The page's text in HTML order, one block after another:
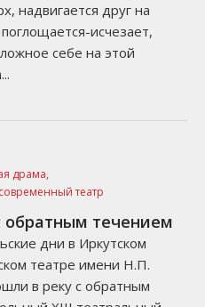
надвигается друг на
исчезает,
себе на этой
драма,
современный театр
обратным течением
дни в Иркутском
театре имени Н.П.
в реку с обратным